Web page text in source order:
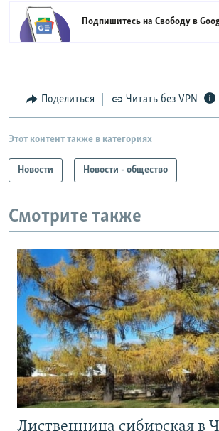
Подпишитесь на Свободу в
Поделиться Читать без VPN
Этот контент также в категориях
Новости Новости - общество
Смотрите также
Лиственница сибирская в